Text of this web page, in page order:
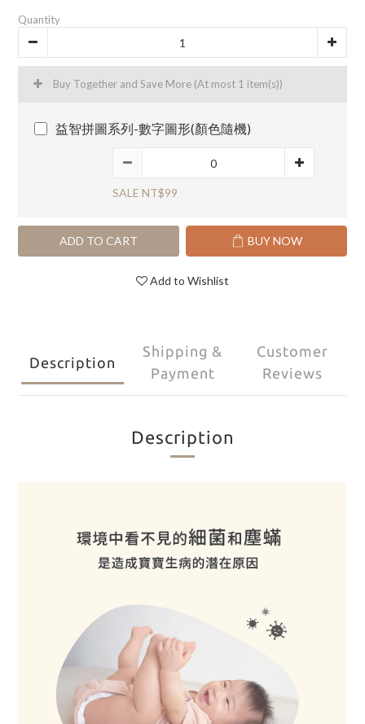
Quantity
Buy Together and Save More (At most 1 item(s))
益智拼圖系列-數字圖形(顏色隨機)
SALE NT$99
ADD TO CART BUY NOW
Add to Wishlist
Description
Shipping &
Payment
Customer
Reviews
Description